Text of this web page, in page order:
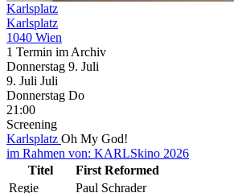
Karlsplatz
Karlsplatz
1040 Wien
1 Termin im Archiv
Donnerstag 9. Juli
9. Juli Juli
Donnerstag Do
21:00
Screening
Karlsplatz Oh My God!
im Rahmen von: KARLSkino 2026
Titel
First Reformed
Regie
Paul Schrader